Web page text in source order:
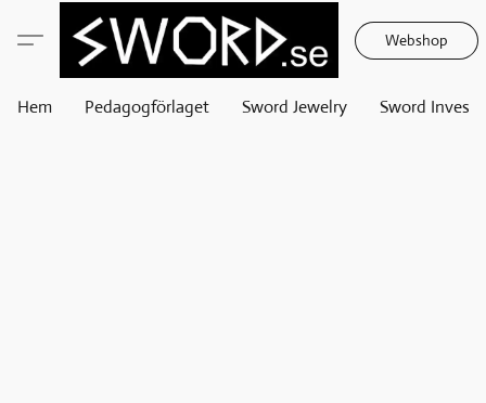
Webshop
Hem Pedagogförlaget Sword Jewelry Sword Invest